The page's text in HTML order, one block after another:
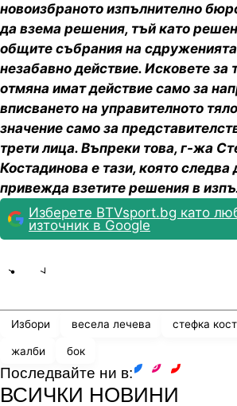
новоизбраното изпълнително
да взема решения, тъй като
общите събрания на
незабавно действие. Исковете за
отмяна имат действие само за
вписването на управителното
значение само за
трети лица. Въпреки това, г-жа
Костадинова е тази, която следва
привежда взетите решения в
Изберете BTVsport.bg като
източник в Google
Избори весела лечева стефка
жалби бок
Последвайте ни в:
ВСИЧКИ НОВИНИ